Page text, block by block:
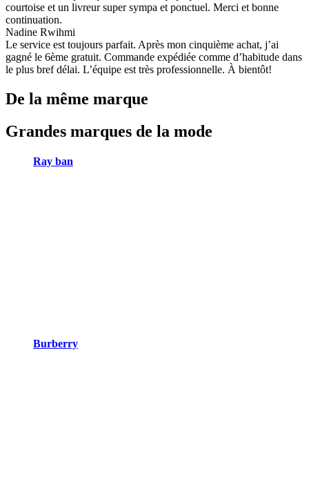
courtoise et un livreur super sympa et ponctuel. Merci et bonne
continuation.
Nadine Rwihmi
Le service est toujours parfait. Après mon cinquième achat, j’ai
gagné le 6ème gratuit. Commande expédiée comme d’habitude dans
le plus bref délai. L’équipe est très professionnelle. À bientôt!
De la même marque
Grandes marques de la mode
Ray ban
Burberry